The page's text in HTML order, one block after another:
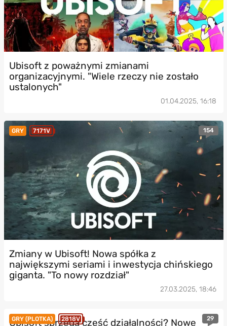
Ubisoft z poważnymi zmianami
organizacyjnymi. "Wiele rzeczy nie zostało
ustalonych"
01.04.2025, 16:18
GRY 7171V 154
Zmiany w Ubisoft! Nowa spółka z
największymi seriami i inwestycja chińskiego
giganta. "To nowy rozdział"
27.03.2025, 18:46
GRY (PLOTKA) 2818V 29
Ubisoft sprzeda część działalności? Nowe